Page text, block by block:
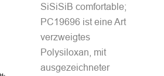
SiSiSiB comfortable;
PC19696 ist eine Art
verzweigtes
Polysiloxan, mit
ausgezeichneter